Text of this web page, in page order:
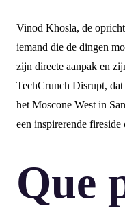
Vinod Khosla, de
iemand die de dingen
zijn directe aanpak en
TechCrunch Disrupt,
het Moscone West in
een inspirerende fireside
Que